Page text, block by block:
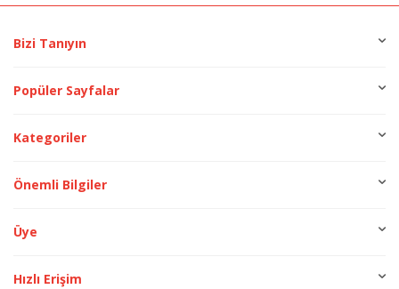
Bizi Tanıyın
Popüler Sayfalar
Kategoriler
Önemli Bilgiler
Üye
Hızlı Erişim